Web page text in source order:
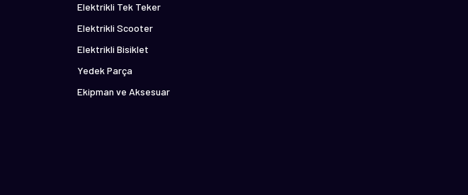
Elektrikli Tek Teker
Elektrikli Scooter
Elektrikli Bisiklet
Yedek Parça
Ekipman ve Aksesuar